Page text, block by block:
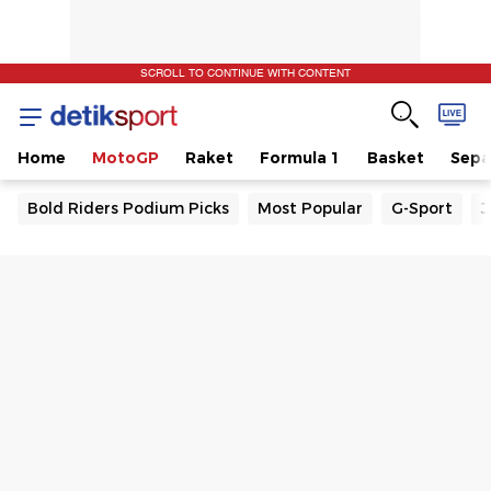
SCROLL TO CONTINUE WITH CONTENT
Home MotoGP Raket Formula 1 Basket
Bold Riders Podium Picks Most Popular G-Sport